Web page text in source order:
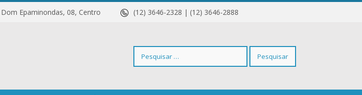
Dom Epaminondas, 08, Centro (12) 3646-2328 | (12) 3646-2888
Pesquisar